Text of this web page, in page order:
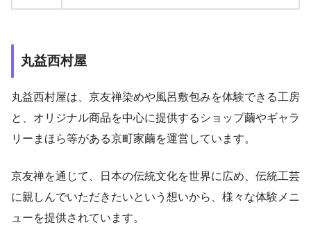
丸益西村屋
丸益西村屋は、京友禅染めや風呂敷包みを体験できる工房
と、オリジナル商品を中心に提供するショップ繭やギャラ
リーまほら等がある京町家繭を運営しています。
京友禅を通じて、日本の伝統文化を世界に広め、伝統工芸
に親しんでいただきたいという想いから、様々な体験メニ
ューを提供されています。